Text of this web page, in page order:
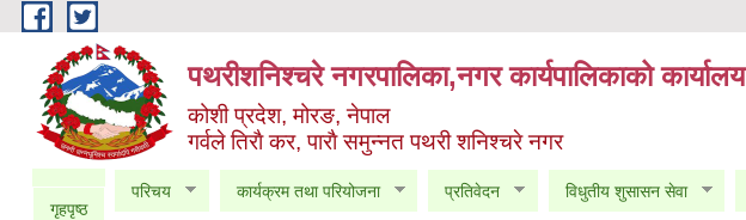
Skip to main content
पथरीशनिश्चरे नगरपालिका,नगर कार्यपालिकाको कार्यालय
कोशी प्रदेश, मोरङ, नेपाल
गर्वले तिराै कर, पाराै समुन्नत पथरी शनिश्चरे नगर
गृहपृष्ठ
परिचय कार्यक्रम तथा परियोजना प्रतिवेदन विधुतीय शुसासन सेवा